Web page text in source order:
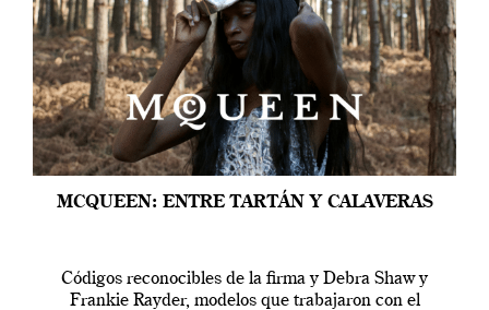
MCQUEEN: ENTRE TARTÁN Y CALAVERAS
Códigos reconocibles de la firma y Debra Shaw y
Frankie Rayder, modelos que trabajaron con el